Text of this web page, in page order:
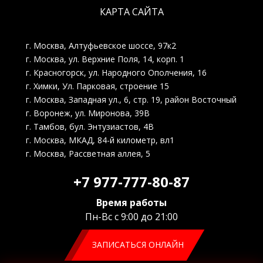
3. Стали лучше низкие обороты и без
4. По расходу пока не понятно.
Машинка ведет себя предсказуемо,
адекватно и резво! Рекомендую!!!
Рейтинг отзыва:5
Отличная компания по чип-тюнингу
автомобилей! Сделали большую работу
все на 100%. Ребята молодцы, знают
обязательно обращусь еще раз!
КАРТА САЙТА
г. Москва, Алтуфьевское шоссе, 97к2
г. Москва, ул. Верхние Поля, 14, корп. 1
г. Красногорск, ул. Народного Ополчения, 16
г. Химки, Ул. Парковая, строение 15
г. Москва, Западная ул., 6, стр. 19, район Восточный
г. Воронеж, ул. Миронова, 39В
г. Тамбов, бул. Энтузиастов, 4В
г. Москва, МКАД, 84-й километр, вл1
г. Москва, Рассветная аллея, 5
+7 977-777-80-87
Время работы
Пн-Вс с 9:00 до 21:00
ЗАПИСАТЬСЯ ОНЛАЙН